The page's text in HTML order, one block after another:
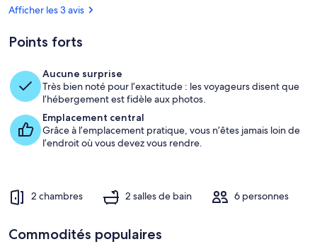
Tremblant
Aire de séjour
Afficher les 3 avis
Points forts
Aucune surprise
Très bien noté pour l’exactitude : les voyageurs disent que
l’hébergement est fidèle aux photos.
Emplacement central
Grâce à l’emplacement pratique, vous n’êtes jamais loin de
l’endroit où vous devez vous rendre.
2 chambres 2 salles de bain 6 personnes
Commodités populaires